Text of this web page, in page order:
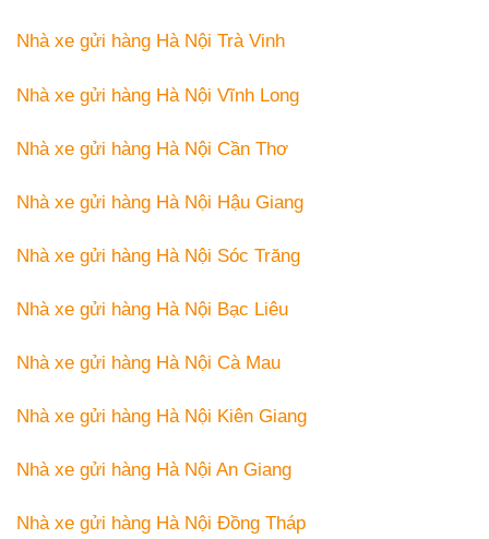
Nhà xe gửi hàng Hà Nội Trà Vinh
Nhà xe gửi hàng Hà Nội Vĩnh Long
Nhà xe gửi hàng Hà Nội Cần Thơ
Nhà xe gửi hàng Hà Nội Hậu Giang
Nhà xe gửi hàng Hà Nội Sóc Trăng
Nhà xe gửi hàng Hà Nội Bạc Liêu
Nhà xe gửi hàng Hà Nội Cà Mau
Nhà xe gửi hàng Hà Nội Kiên Giang
Nhà xe gửi hàng Hà Nội An Giang
Nhà xe gửi hàng Hà Nội Đồng Tháp